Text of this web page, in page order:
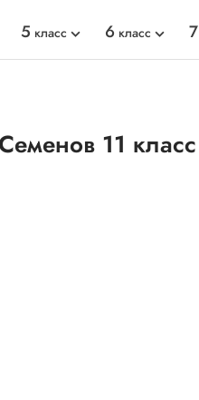
5 класс 6 класс 7
11 класс